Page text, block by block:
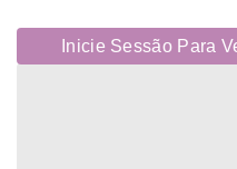
Inicie Sessão Para